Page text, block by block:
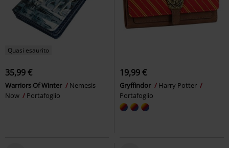
Quasi esaurito
35,99 €
Warriors Of Winter
Nemesis
Now
Portafoglio
19,99 €
Gryffindor
Harry Potter
Portafoglio